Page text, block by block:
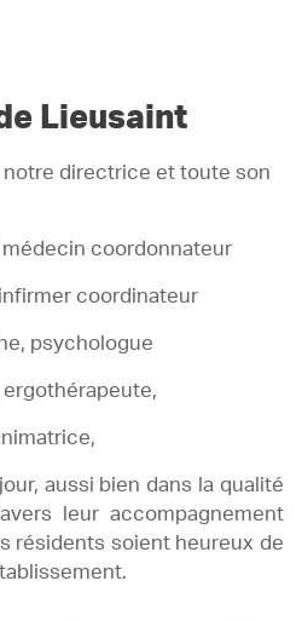
Lieusaint
notre directrice et toute son
médecin coordonnateur
coordinateur
psychologue
ergothérapeute,
aussi bien dans la qualité
leur accompagnement
résidents soient heureux de